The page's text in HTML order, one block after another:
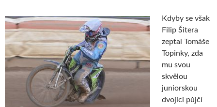
Kdyby se však
Filip Šitera
zeptal Tomáše
Topinky, zda
mu svou
skvělou
juniorskou
dvojici půjčí